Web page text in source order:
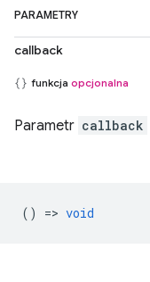
PARAMETRY
callback
funkcja opcjonalna
Parametr callback
() => void